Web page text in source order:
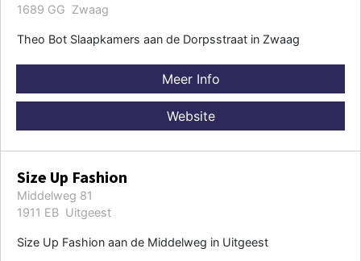
1689 GG Zwaag
Theo Bot Slaapkamers aan de Dorpsstraat in Zwaag
Meer Info
Website
Size Up Fashion
Middelweg 81
1911 EB Uitgeest
Size Up Fashion aan de Middelweg in Uitgeest